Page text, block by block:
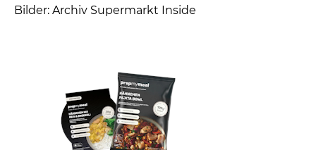
Bilder: Archiv Supermarkt Inside